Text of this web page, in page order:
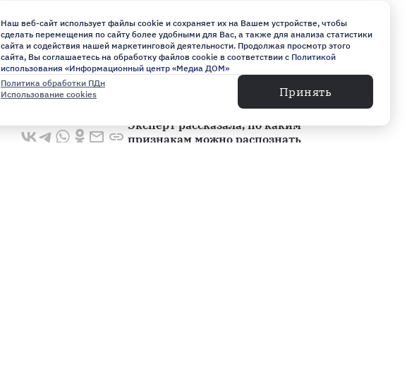
Росгвардейцы поразили 125
разведывательных и ударных
дронов в ЛНР
Эксперт рассказала, по каким
признакам можно распознать
Наш веб-сайт использует файлы cookie и сохраняет их на Вашем устройстве, чтобы
сделать перемещения по сайту более удобными для Вас, а также для анализа статистики
сайта и содействия нашей маркетинговой деятельности. Продолжая просмотр этого
сайта, Вы соглашаетесь на обработку файлов cookie в соответствии с Политикой
использования «Информационный центр «Медиа ДОМ»
Политика обработки ПДн
Использование cookies
Принять